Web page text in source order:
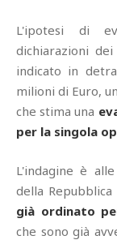
L'ipotesi di
dichiarazioni
indicato in
milioni di Euro,
che stima una
per la singola
L'indagine è
della
già ordinato
che sono già